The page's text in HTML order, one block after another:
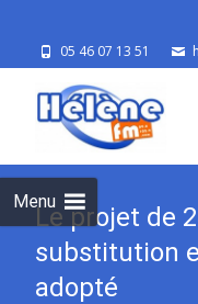
05 46 07 13 51
Menu
Le projet de
substitution
adopté